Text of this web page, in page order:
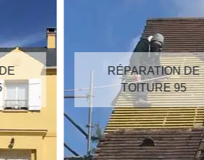
RÉPARATION DE
TOITURE 95